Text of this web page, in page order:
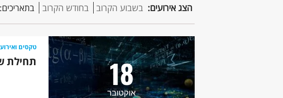
הצג אירועים: בשבוע הקרוב בחודש הקרוב בתאריכים:
18
אוקטובר
טקסים
תחילת